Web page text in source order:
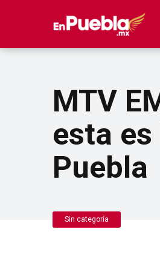
MTV
esta
Puebla
Sin categoría